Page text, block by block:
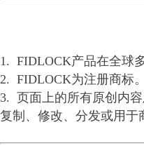
1. FIDLOCK产品在全球
2. FIDLOCK为注册商标。
3. 页面上的所有原创内
复制、修改、分发或用于